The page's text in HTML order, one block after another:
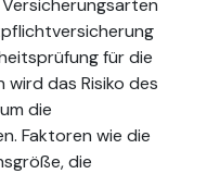
für die
das Risiko des
die
Faktoren wie die
die